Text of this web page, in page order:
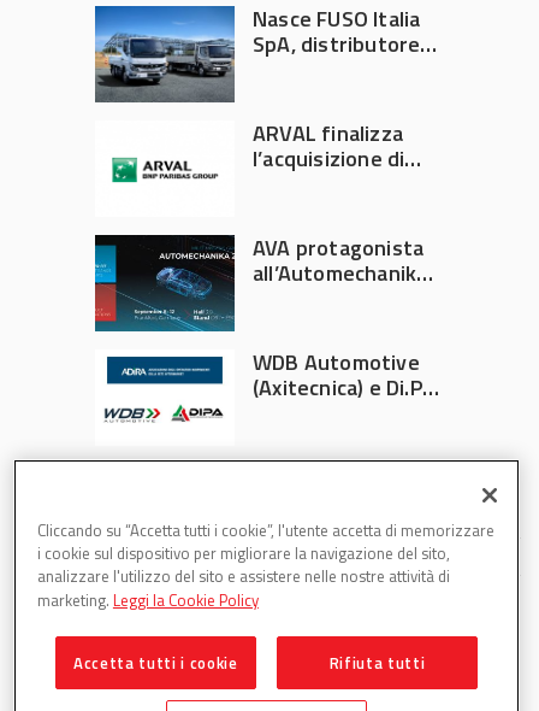
Nasce FUSO Italia
SpA, distributore
ARVAL finalizza
l’acquisizione di
AVA protagonista
all’Automechanika
WDB Automotive
(Axitecnica) e Di.Pa.
Partsweb è una testata di DBInformation Spa P.IVA
Cliccando su “Accetta tutti i cookie”, l'utente accetta di memorizzare
i cookie sul dispositivo per migliorare la navigazione del sito,
analizzare l'utilizzo del sito e assistere nelle nostre attività di
marketing. Leggi la Cookie Policy
Accetta tutti i cookie Rifiuta tutti